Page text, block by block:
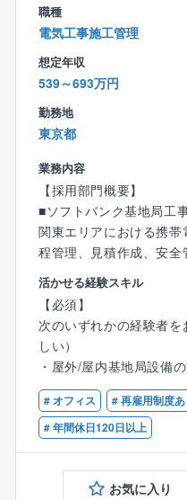
のスキルや価値を高めて
・自分の意思を持ち、自
ットワークを作り上げて
＜休日出勤＞
ます。
職種
電気工事施工管理
想定年収
539～693万円
勤務地
東京都
業務内容
【採用部門概要】
■ソフトバンク基地局工
関東エリアにおける携
程管理、見積作成、安全
日常欠かせない通信設備
の取り換えをおこなって
新しい5Gのエリア拡大
う。
【業務について】
携帯電話基地局の新設、
行っている部門にて、全
SmallCellや保全対応の管
【具体的には】
・受注案件の施工管理
活かせる経験スキル
【必須】
次のいずれかの経験者
しい）
・屋外/屋内基地局設備
・施設オーナとの折衝・
【歓迎】
・プロジェクトマネージ
・CADスキル
・職長経験者
# オフィス # 再雇用制度あ
# 年間休日120日以上
お気に入り